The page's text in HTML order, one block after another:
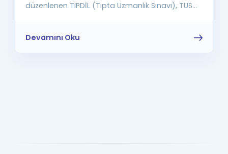
düzenlenen TIPDİL (Tıpta Uzmanlık Sınavı), TUS...
Devamını Oku